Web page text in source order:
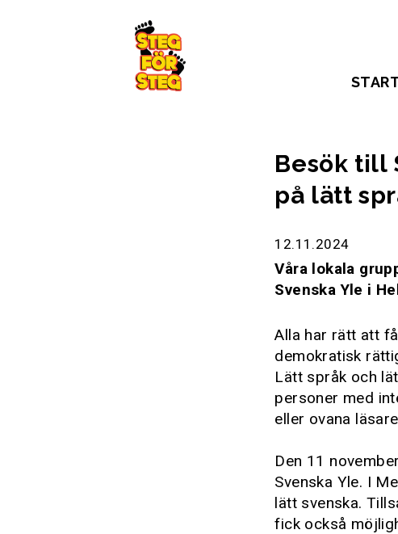
Besök till
på lätt
12.11.2024
Våra lokala
Svenska Yle i
Alla har rätt att
demokratisk
Lätt språk och
personer med
eller ovana
Den 11
Svenska Yle. I
lätt svenska.
fick också